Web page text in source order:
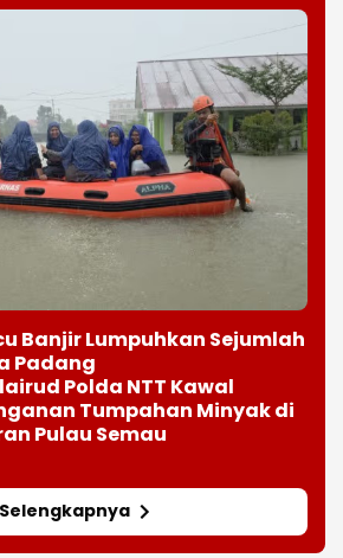
Banjir Lumpuhkan Sejumlah
Padang
Polda NTT Kawal
Tumpahan Minyak di
Pulau Semau
Selengkapnya